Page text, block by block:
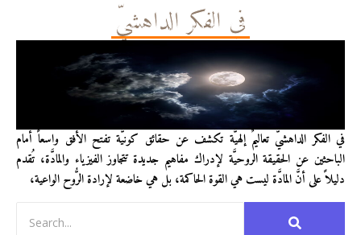
في الفكر الداهشيّ
في الفكر الداهشيّ تعاليمٌ إلهيَّة تكشف عن حقائق كونيَّة تفتح الأفق واسعاً أمام
الباحثين عن الحقيقة الروحيَّة لإدراك مفاهيم جديدة تتجاوز الفيزياء والمادَّة، تُقدم
دليلاً على أنَّ المادَّة ليست هي القوة الحاكمة، بل هي خاضعة لإرادة الرُّوح الواعية،